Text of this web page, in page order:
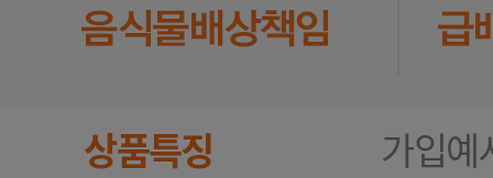
상품특징 가입예